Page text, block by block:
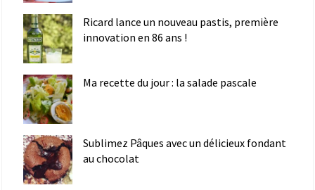
Ricard lance un nouveau pastis, première
innovation en 86 ans !
Ma recette du jour : la salade pascale
Sublimez Pâques avec un délicieux fondant
au chocolat